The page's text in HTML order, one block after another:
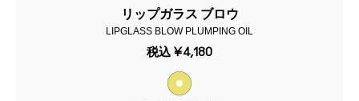
リップガラス ブロウ
LIPGLASS BLOW PLUMPING OIL
税込 ¥4,180